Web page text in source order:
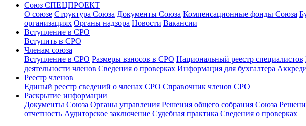
Союз СПЕЦПРОЕКТ
О союзе Структура Союза Документы Союза Компенсационные фонды Союза
организациях Органы надзора Новости Вакансии
Вступление в СРО
Вступить в СРО
Членам союза
Вступление в СРО Размеры взносов в СРО Национальный реестр специалистов
деятельности членов Сведения о проверках Информация для бухгалтера
Реестр членов
Единый реестр сведений о членах СРО Справочник членов СРО
Раскрытие информации
Документы Союза Органы управления Решения общего собрания Союза
отчетность Аудиторское заключение Судебная практика Сведения о проверках